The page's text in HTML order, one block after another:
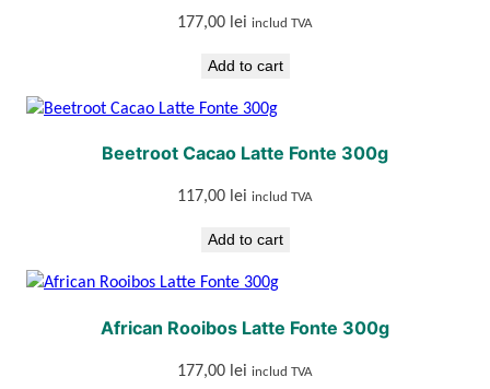
177,00 lei includ TVA
Add to cart
Beetroot Cacao Latte Fonte 300g
117,00 lei includ TVA
Add to cart
African Rooibos Latte Fonte 300g
177,00 lei includ TVA